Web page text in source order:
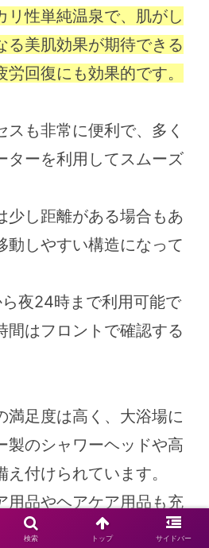
リ性単純温泉で、肌がし
る美肌効果が期待できる
回復にも効果的です。
も非常に便利で、多く
ターを利用してスムーズ
少し距離がある場合もあ
動しやすい構造になって
夜24時まで利用可能で
間はフロントで確認する
満足度は高く、大浴場に
製のシャワーヘッドや高
付けられています。
用品やヘアケア用品も充
ストに特に好評です。
検索 トップ サイドバー